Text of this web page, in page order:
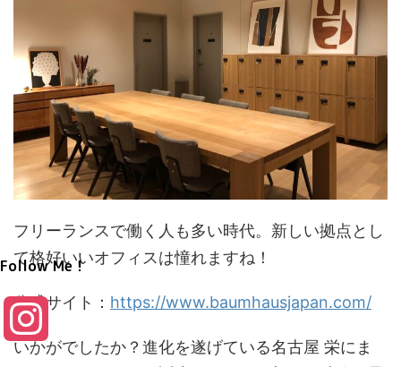
フリーランスで働く人も多い時代。新しい拠点とし
て格好いいオフィスは憧れますね！
公式サイト： https://www.baumhausjapan.com/
いかがでしたか？進化を遂げている名古屋 栄にま
Follow Me！